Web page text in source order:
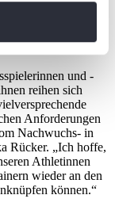
Daten
im
zu
anbieten
Auch die
und -
reihen sich
Anforderungen
Nachwuchs- in
Rücker. „Ich hoffe,
Athletinnen
wieder an den
können.“